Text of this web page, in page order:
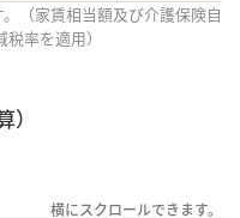
（家賃相当額及び介護保険自
率を適用）